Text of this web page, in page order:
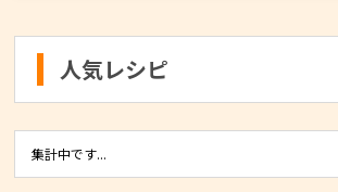
人気レシピ
集計中です...